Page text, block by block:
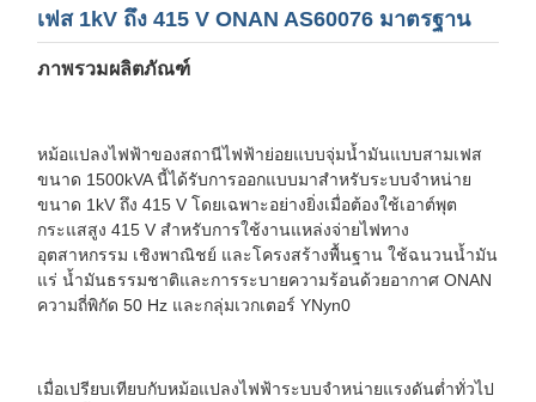
เฟส 1kV ถึง 415 V ONAN AS60076 มาตรฐาน
ภาพรวมผลิตภัณฑ์
หม้อแปลงไฟฟ้าของสถานีไฟฟ้าย่อยแบบจุ่มน้ำมันแบบสามเฟส
ขนาด 1500kVA นี้ได้รับการออกแบบมาสำหรับระบบจำหน่าย
ขนาด 1kV ถึง 415 V โดยเฉพาะอย่างยิ่งเมื่อต้องใช้เอาต์พุต
กระแสสูง 415 V สำหรับการใช้งานแหล่งจ่ายไฟทาง
อุตสาหกรรม เชิงพาณิชย์ และโครงสร้างพื้นฐาน ใช้ฉนวนน้ำมัน
แร่ น้ำมันธรรมชาติและการระบายความร้อนด้วยอากาศ ONAN
ความถี่พิกัด 50 Hz และกลุ่มเวกเตอร์ YNyn0
เมื่อเปรียบเทียบกับหม้อแปลงไฟฟ้าระบบจำหน่ายแรงดันต่ำทั่วไป